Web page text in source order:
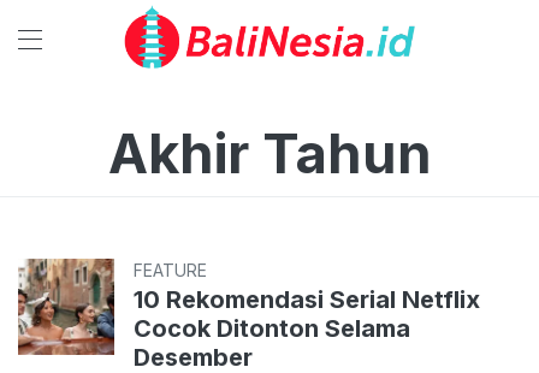
Akhir Tahun
FEATURE
10 Rekomendasi Serial Netflix
Cocok Ditonton Selama
Desember